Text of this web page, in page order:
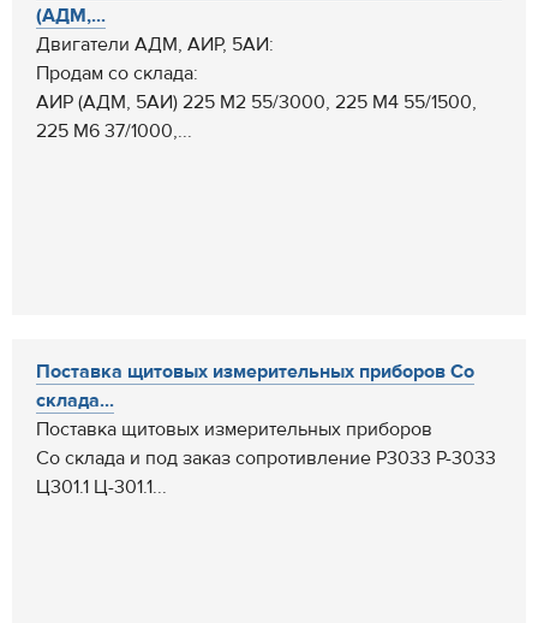
(АДМ,...
Двигатели АДМ, АИР, 5АИ:
Продам со склада:
АИР (АДМ, 5АИ) 225 М2 55/3000, 225 М4 55/1500,
225 М6 37/1000,...
Поставка щитовых измерительных приборов Со
склада...
Поставка щитовых измерительных приборов
Со склада и под заказ сопротивление Р3033 Р-3033
Ц301.1 Ц-301.1...